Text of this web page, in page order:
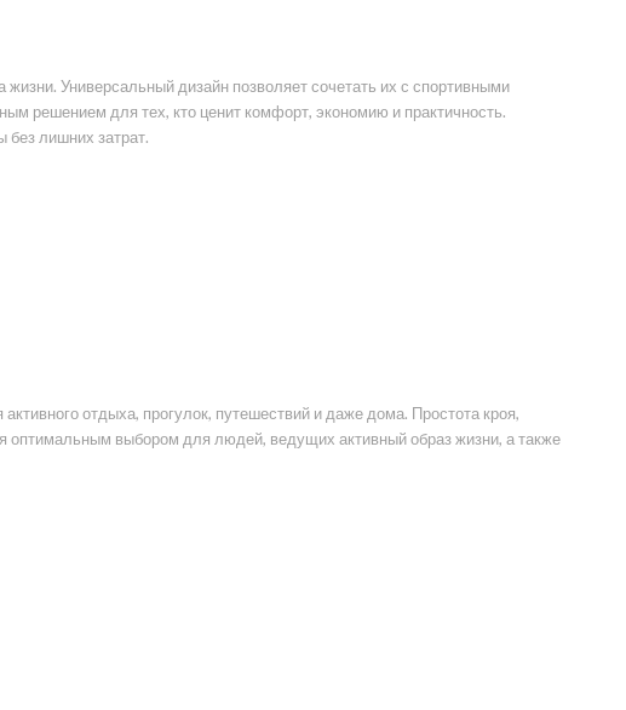
Универсальный дизайн позволяет сочетать их с спортивными
решением для тех, кто ценит комфорт, экономию и практичность.
без лишних затрат.
отдыха, прогулок, путешествий и даже дома. Простота кроя,
оптимальным выбором для людей, ведущих активный образ жизни, а также